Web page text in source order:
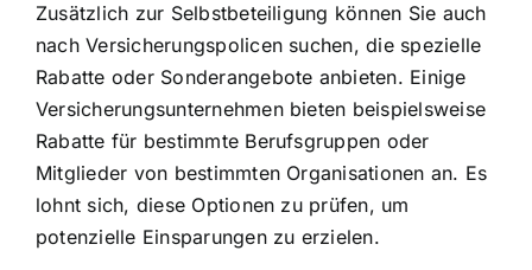
Zusätzlich zur Selbstbeteiligung können Sie auch
nach Versicherungspolicen suchen, die spezielle
Rabatte oder Sonderangebote anbieten. Einige
Versicherungsunternehmen bieten beispielsweise
Rabatte für bestimmte Berufsgruppen oder
Mitglieder von bestimmten Organisationen an. Es
lohnt sich, diese Optionen zu prüfen, um
potenzielle Einsparungen zu erzielen.